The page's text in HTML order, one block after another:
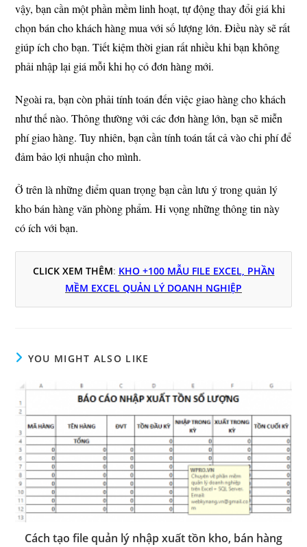
vậy, bạn cần một phần mềm linh hoạt, tự động thay đổi giá khi
chọn bán cho khách hàng mua với số lượng lớn. Điều này sẽ rất
giúp ích cho bạn. Tiết kiệm thời gian rất nhiều khi bạn không
phải nhập lại giá mỗi khi họ có đơn hàng mới.
Ngoài ra, bạn còn phải tính toán đến việc giao hàng cho khách
như thế nào. Thông thường với các đơn hàng lớn, bạn sẽ miễn
phí giao hàng. Tuy nhiên, bạn cần tính toán tất cả vào chi phí để
đảm bảo lợi nhuận cho mình.
Ở trên là những điểm quan trọng bạn cần lưu ý trong quản lý
kho bán hàng văn phòng phẩm. Hi vọng những thông tin này
có ích với bạn.
CLICK XEM THÊM: KHO +100 MẪU FILE EXCEL, PHẦN
MỀM EXCEL QUẢN LÝ DOANH NGHIỆP
YOU MIGHT ALSO LIKE
Cách tạo file quản lý nhập xuất tồn kho, bán hàng